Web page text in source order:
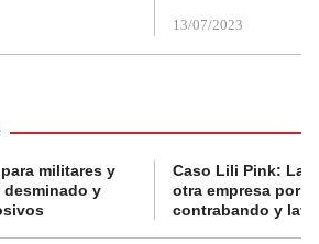
13/07/2023
militares y
y
Caso Lili Pink: La
otra empresa por
contrabando y